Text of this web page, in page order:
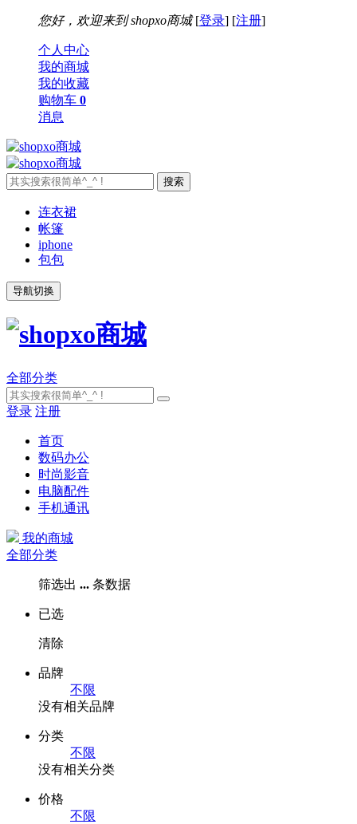
您好，欢迎来到 shopxo商城[登录] [注册]
个人中心
我的商城
我的收藏
购物车 0
消息
连衣裙
帐篷
iphone
包包
导航切换
全部分类
登录 注册
首页
数码办公
时尚影音
电脑配件
手机通讯
我的商城
全部分类
筛选出 ... 条数据
已选
清除
品牌
不限
没有相关品牌
分类
不限
没有相关分类
价格
不限